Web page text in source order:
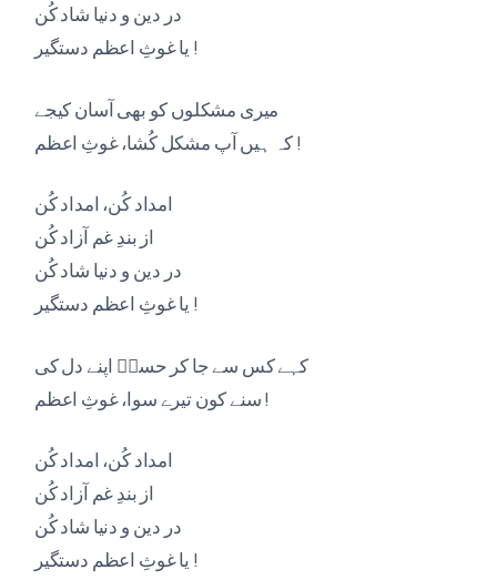
در دین و دنیا شاد کُن
یا غوثِ اعظم دستگیر !
میری مشکلوں کو بھی آسان کیجے
کہ ہیں آپ مشکل کُشا، غوثِ اعظم !
امداد کُن، امداد کُن
از بندِ غم آزاد کُن
در دین و دنیا شاد کُن
یا غوثِ اعظم دستگیر !
کہے کس سے جا کر حسنؔ اپنے دل کی
سنے کون تیرے سوا، غوثِ اعظم !
امداد کُن، امداد کُن
از بندِ غم آزاد کُن
در دین و دنیا شاد کُن
یا غوثِ اعظم دستگیر !